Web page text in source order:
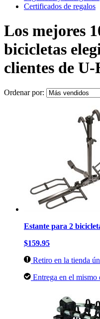
Certificados de regalos
Los mejores
bicicletas
clientes de
Ordenar por:
Estante para 2
$159.95
Retiro en la tienda
Entrega en el mismo